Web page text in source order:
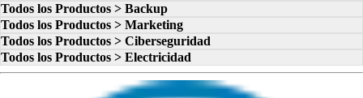
Todos los Productos > Backup
Todos los Productos > Marketing
Todos los Productos > Ciberseguridad
Todos los Productos > Electricidad